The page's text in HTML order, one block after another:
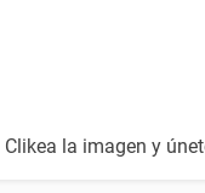
Clikea la imagen y